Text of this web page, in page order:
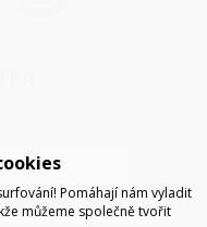
Pomáhají nám vyladit
můžeme společně tvořit